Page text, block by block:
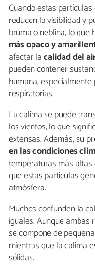
Cuando estas
reducen la visibilidad y
bruma o neblina, lo que
más opaco y
afectar lacalidad del
pueden contener
humana,
respiratorias.
La calima se puede
los vientos, lo que
extensas. Además, su
en las condiciones
temperaturas más altas
que estas partículas
atmósfera.
Muchos confunden la
iguales. Aunque ambas
se compone de
mientras que la calima
sólidas.